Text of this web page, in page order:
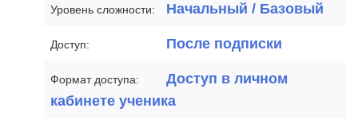
Уровень сложности: Начальный / Базовый
Доступ: После подписки
Формат доступа:
Доступ в личном
кабинете ученика